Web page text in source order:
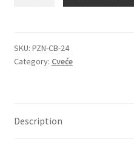
Igračke
ukrasnom
papiru
SKU: PZN-CB-24
Category: Cveće
Description